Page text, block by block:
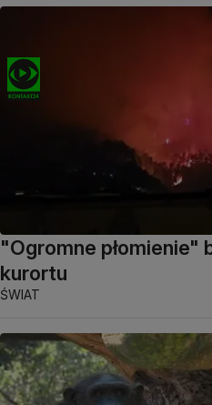
"Ogromne płomienie"
kurortu
ŚWIAT